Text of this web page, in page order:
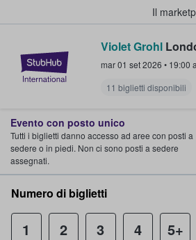
Il
StubHub -
Violet Grohl
mar 01 set 2026 • 19:00 a
11 biglietti disponibili
Evento con posto unico
Tutti i biglietti danno accesso ad aree con posti a
sedere o in piedi. Non ci sono posti a sedere
assegnati.
Numero di biglietti
1 2 3 4 5+